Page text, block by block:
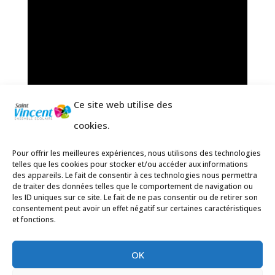
Ce site web utilise des
cookies.
Pour offrir les meilleures expériences, nous utilisons des technologies
telles que les cookies pour stocker et/ou accéder aux informations
des appareils. Le fait de consentir à ces technologies nous permettra
de traiter des données telles que le comportement de navigation ou
les ID uniques sur ce site. Le fait de ne pas consentir ou de retirer son
consentement peut avoir un effet négatif sur certaines caractéristiques
et fonctions.
OK